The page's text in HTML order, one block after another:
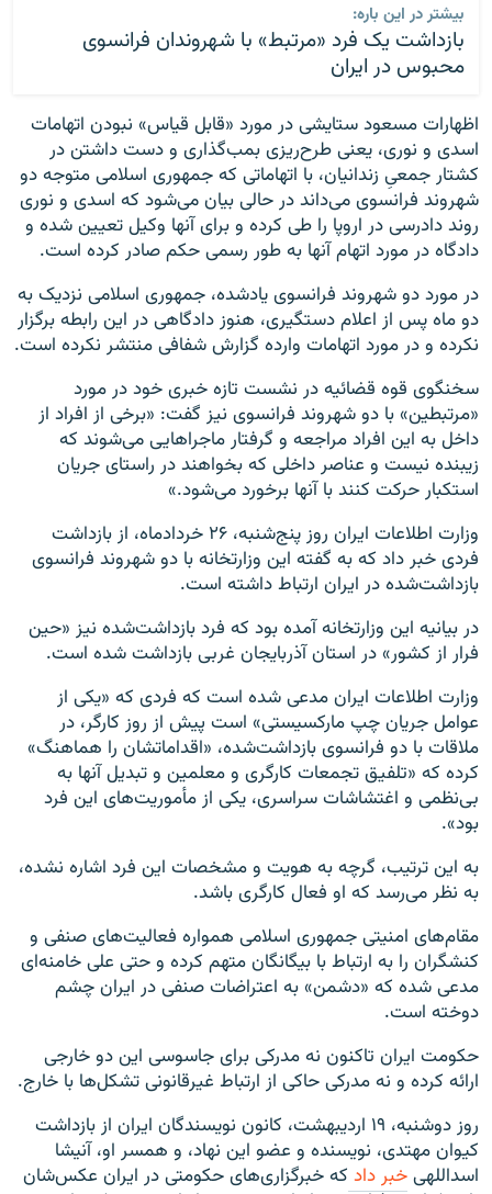
بیشتر در این باره:
بازداشت یک فرد «مرتبط» با شهروندان فرانسوی
محبوس در ایران
اظهارات مسعود ستایشی در مورد «قابل قیاس» نبودن اتهامات
اسدی و نوری، یعنی طرح‌ریزی بمب‌گذاری و دست داشتن در
کشتار جمعیِ زندانیان، با اتهاماتی که جمهوری اسلامی متوجه دو
شهروند فرانسوی می‌داند در حالی بیان می‌شود که اسدی و نوری
روند دادرسی در اروپا را طی کرده و برای آنها وکیل تعیین شده و
دادگاه در مورد اتهام آنها به طور رسمی حکم صادر کرده است.
در مورد دو شهروند فرانسوی یادشده، جمهوری اسلامی نزدیک به
دو ماه پس از اعلام دستگیری، هنوز دادگاهی در این رابطه برگزار
نکرده و در مورد اتهامات وارده گزارش شفافی منتشر نکرده است.
سخنگوی قوه قضائیه در نشست تازه خبری خود در مورد
«مرتبطین» با دو شهروند فرانسوی نیز گفت: «برخی از افراد از
داخل به این افراد مراجعه و گرفتار ماجراهایی می‌شوند که
زیبنده نیست و عناصر داخلی که بخواهند در راستای جریان
استکبار حرکت کنند با آنها برخورد می‌شود.»
وزارت اطلاعات ایران روز پنج‌شنبه، ۲۶ خردادماه، از بازداشت
فردی خبر داد که به گفته این وزارتخانه با دو شهروند فرانسوی
بازداشت‌شده در ایران ارتباط داشته است.
در بیانیه این وزارتخانه آمده بود که فرد بازداشت‌شده نیز «حین
فرار از کشور» در استان آذربایجان غربی بازداشت شده است.
وزارت اطلاعات ایران مدعی شده است که فردی که «یکی از
عوامل جریان چپ مارکسیستی» است پیش از روز کارگر، در
ملاقات با دو فرانسوی بازداشت‌شده، «اقداماتشان را هماهنگ»
کرده که «تلفیق تجمعات کارگری و معلمین و تبدیل آنها به
بی‌نظمی و اغتشاشات سراسری، یکی از مأموریت‌های این فرد
بود».
به این ترتیب، گرچه به هویت و مشخصات این فرد اشاره نشده،
به نظر می‌رسد که او فعال کارگری باشد.
مقام‌های امنیتی جمهوری اسلامی همواره فعالیت‌های صنفی و
کنشگران را به ارتباط با بیگانگان متهم کرده و حتی علی خامنه‌ای
مدعی شده که «دشمن» به اعتراضات صنفی در ایران چشم
دوخته است.
حکومت ایران تاکنون نه مدرکی برای جاسوسی این دو خارجی
ارائه کرده و نه مدرکی حاکی از ارتباط غیرقانونی تشکل‌ها با خارج.
روز دوشنبه، ۱۹ اردیبهشت، کانون نویسندگان ایران از بازداشت
کیوان مهتدی، نویسنده و عضو این نهاد، و همسر او، آنیشا
اسداللهیخبر داد که خبرگزاری‌های حکومتی در ایران عکس‌شان